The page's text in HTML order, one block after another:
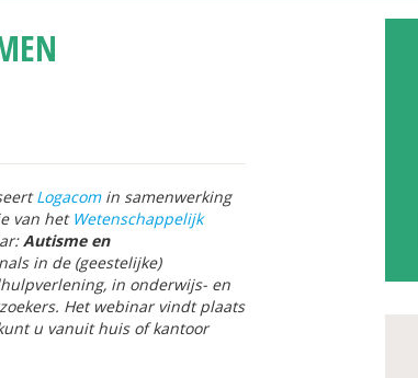
Logacomin samenwerking
van het Wetenschappelijk
Autisme en
in de (geestelijke)
in onderwijs- en
Het webinar vindt plaats
u vanuit huis of kantoor